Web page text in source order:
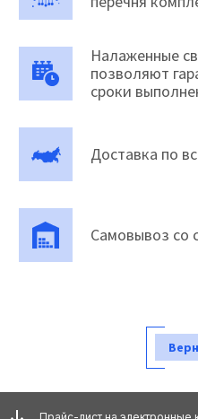
Налаженные
позволяют
сроки
Доставка по
Самовывоз со